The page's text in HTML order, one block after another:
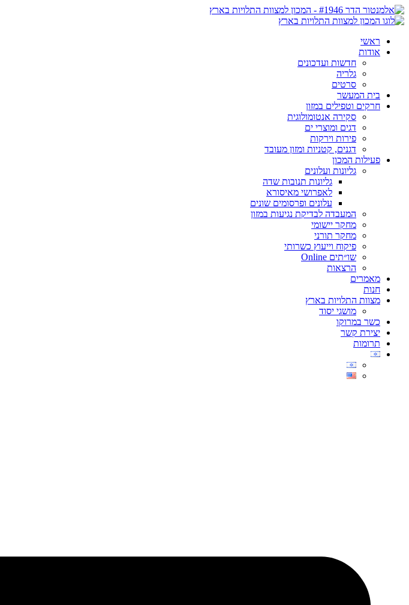
ראשי
אודות
חדשות ועדכונים
גלריה
סרטים
בית המעשר
חרקים וטפילים במזון
סקירה אנטומולוגית
דגים ומוצרי ים
פירות וירקות
דגנים, קטניות ומזון מעובד
פעילות המכון
גליונות ועלונים
גליונות תנובות שדה
לאפרושי מאיסורא
עלונים ופרסומים שונים
המעבדה לבדיקת נגיעות במזון
מחקר יישומי
מחקר תורני
פיקוח וייעוץ כשרותי
שו״תים Online
הרצאות
מאמרים
חנות
מצוות התלויות בארץ
מושגי יסוד
כשר במרוקו
יצירת קשר
תרומות